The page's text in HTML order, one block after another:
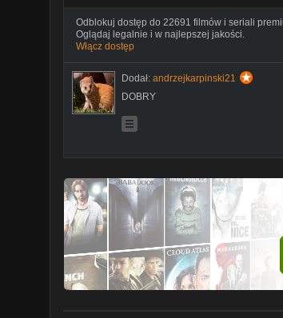
Odblokuj dostęp do 22691 filmów i seriali
Oglądaj legalnie i w najlepszej jakości.
Włącz dostęp
Dodał: andrzejkarpinski21
DOBRY